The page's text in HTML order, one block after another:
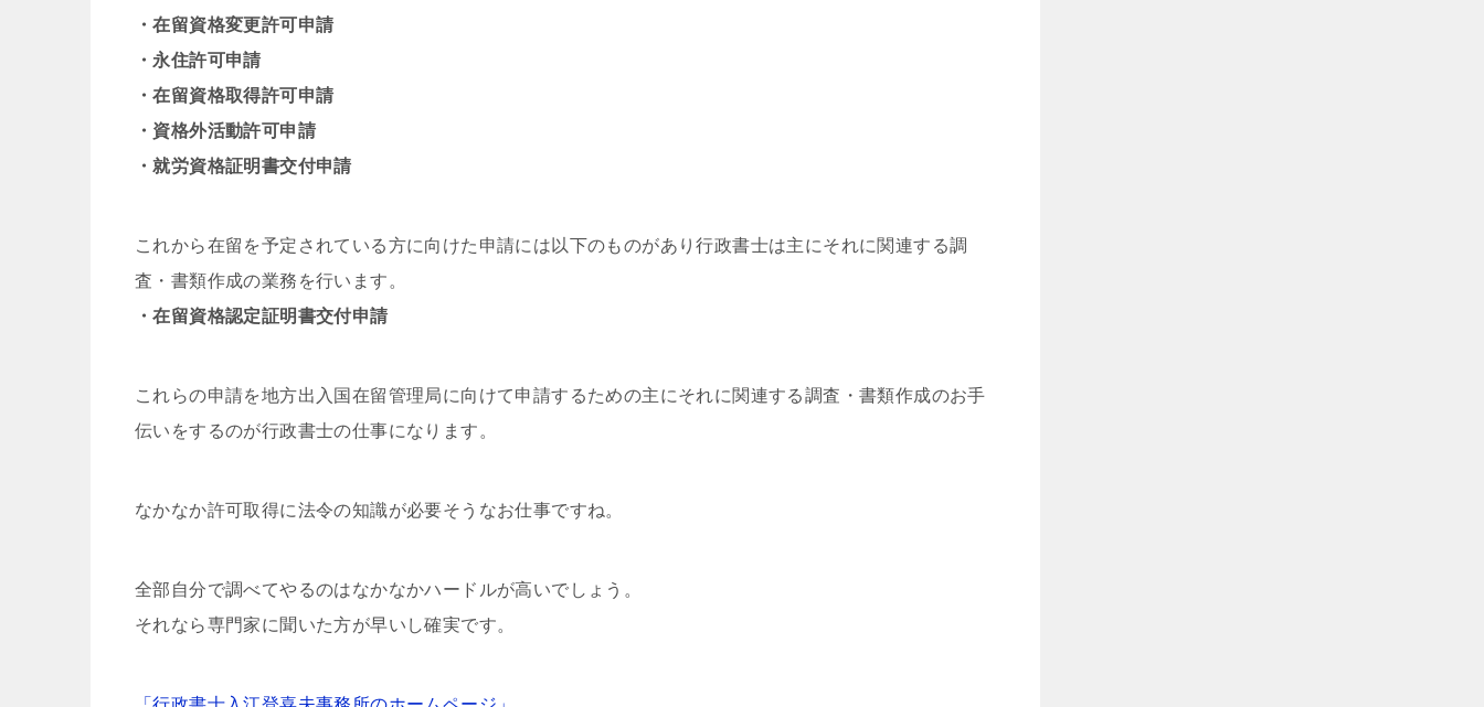
・在留資格変更許可申請
・永住許可申請
・在留資格取得許可申請
・資格外活動許可申請
・就労資格証明書交付申請
これから在留を予定されている方に向けた申請には以下のものがあり行政書士は主にそれに関連する調
査・書類作成の業務を行います。
・在留資格認定証明書交付申請
これらの申請を地方出入国在留管理局に向けて申請するための主にそれに関連する調査・書類作成のお手
伝いをするのが行政書士の仕事になります。
なかなか許可取得に法令の知識が必要そうなお仕事ですね。
全部自分で調べてやるのはなかなかハードルが高いでしょう。
それなら専門家に聞いた方が早いし確実です。